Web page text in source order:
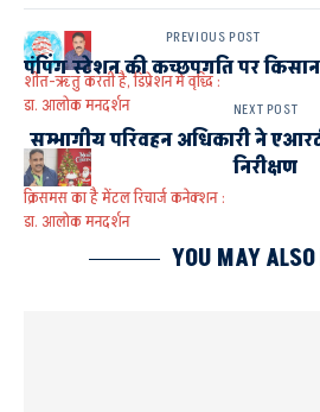
शीत-ऋतु करती है, डिप्रेशन में वृद्धि :
डा. आलोक मनदर्शन
क्रिसमस का है मेंटल रिचार्ज कनेक्शन :
डा. आलोक मनदर्शन
PREVIOUS POST
पंपिंग स्टेशन की कच्छपगति पर
NEXT POST
सम्भागीय परिवहन अधिकारी ने
निरीक्षण
YOU MAY